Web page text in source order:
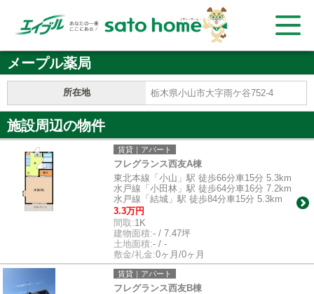
メープル薬局
所在地 栃木県小山市大字雨ケ谷752-4
施設周辺の物件
賃貸｜アパート
フレグランス西友A棟
東北本線「小山」駅 徒歩66分車15分 5.3km
水戸線「小田林」駅 徒歩64分車16分 7.2km
水戸線「結城」駅 徒歩84分車15分 5.3km
3.3万円
間取:1K
建物面積:- / 7.47坪
土地面積:- / -
敷金/礼金:0ヶ月/0ヶ月
賃貸｜アパート
フレグランス西友B棟